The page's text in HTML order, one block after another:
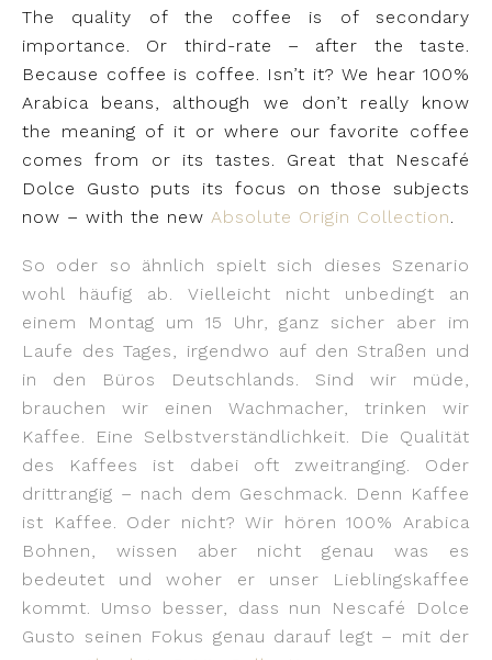
The quality of the coffee is of secondary
importance. Or third-rate – after the taste.
Because coffee is coffee. Isn’t it? We hear 100%
Arabica beans, although we don’t really know
the meaning of it or where our favorite coffee
comes from or its tastes. Great that Nescafé
Dolce Gusto puts its focus on those subjects
now – with the new Absolute Origin Collection
So oder so ähnlich spielt sich dieses Szenario
wohl häufig ab. Vielleicht nicht unbedingt an
einem Montag um 15 Uhr, ganz sicher aber im
Laufe des Tages, irgendwo auf den Straßen und
in den Büros Deutschlands. Sind wir müde,
brauchen wir einen Wachmacher, trinken wir
Kaffee. Eine Selbstverständlichkeit. Die Qualität
des Kaffees ist dabei oft zweitranging. Oder
drittrangig – nach dem Geschmack. Denn Kaffee
ist Kaffee. Oder nicht? Wir hören 100% Arabica
Bohnen, wissen aber nicht genau was es
bedeutet und woher er unser Lieblingskaffee
kommt. Umso besser, dass nun Nescafé Dolce
Gusto seinen Fokus genau darauf legt – mit der